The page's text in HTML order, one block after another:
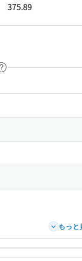
375.89
ヘルプページへのリン
内を検索
もっと